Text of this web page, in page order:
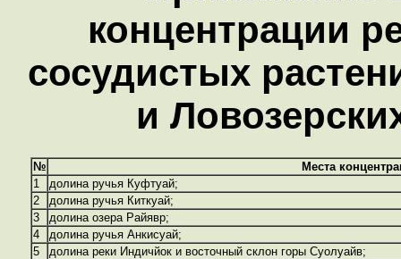
концентрации
сосудистых
и
№
Места
1
долина ручья Куфтуай;
2
долина ручья Киткуай;
3
долина озера Райявр;
4
долина ручья Анкисуай;
5
долина реки Индичйок и восточный склон горы Суолуайв;